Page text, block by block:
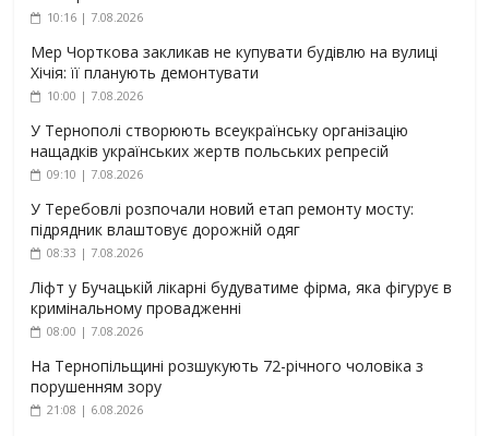
10:16 | 7.08.2026
Мер Чорткова закликав не купувати будівлю на вулиці
Хічія: її планують демонтувати
10:00 | 7.08.2026
У Тернополі створюють всеукраїнську організацію
нащадків українських жертв польських репресій
09:10 | 7.08.2026
У Теребовлі розпочали новий етап ремонту мосту:
підрядник влаштовує дорожній одяг
08:33 | 7.08.2026
Ліфт у Бучацькій лікарні будуватиме фірма, яка фігурує в
кримінальному провадженні
08:00 | 7.08.2026
На Тернопільщині розшукують 72-річного чоловіка з
порушенням зору
21:08 | 6.08.2026